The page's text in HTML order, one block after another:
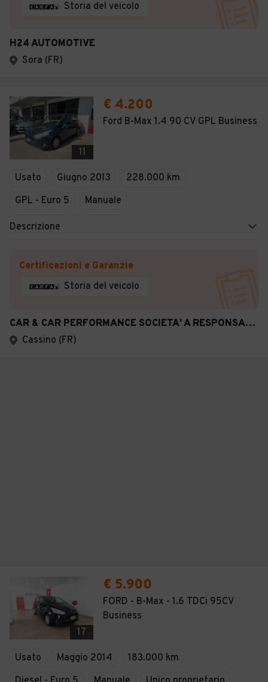
Storia del veicolo
H24 AUTOMOTIVE
Sora (FR)
11
€ 4.200
Ford B-Max 1.4 90 CV GPL Business
Usato Giugno 2013
228.000 km
GPL - Euro 5
Manuale
Descrizione
Certificazioni e Garanzie
Storia del veicolo
CAR & CAR PERFORMANCE SOCIETA' A RESPONSABILITA' L
Cassino (FR)
17
€ 5.900
FORD - B-Max - 1.6 TDCi 95CV
Business
Usato Maggio 2014
183.000 km